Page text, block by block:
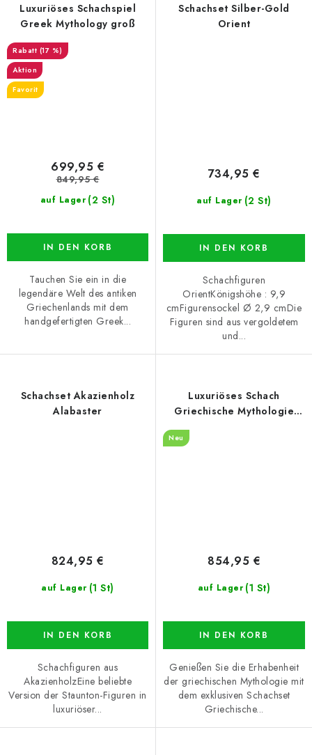
Luxuriöses Schachspiel
Greek Mythology groß
(17 %)
Aktion
Favorit
auf Lager (2 St)
699,95 €
849,95 €
IN DEN KORB
Tauchen Sie ein in die
legendäre Welt des antiken
Griechenlands mit dem
handgefertigten Greek...
Schachset Silber-Gold
Orient
auf Lager (2 St)
734,95 €
IN DEN KORB
Schachfiguren
OrientKönigshöhe : 9,9
cmFigurensockel Ø 2,9 cmDie
Figuren sind aus vergoldetem
und...
Schachset Akazienholz
Alabaster
auf Lager (1 St)
824,95 €
IN DEN KORB
Schachfiguren aus
AkazienholzEine beliebte
Version der Staunton-Figuren in
luxuriöser...
Luxuriöses Schach
Griechische Mythologie
Neu
auf Lager (1 St)
854,95 €
IN DEN KORB
Genießen Sie die Erhabenheit
der griechischen Mythologie mit
dem exklusiven Schachset
Griechische...